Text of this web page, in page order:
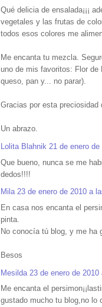
Qué delicia de ensalada¡¡¡
vegetales y las frutas de
todos esos colores me
Me encanta tu mezcla.
uno de mis favoritos: Flor de
queso, pan y... no parar).
Gracias por esta preciosidad
Un abrazo.
Lolita Blahnik 21 de enero
Que bueno, nunca se me
dedos!!!!
Mila 23 de enero de 2010 a
En casa nos encanta el
pinta.
No conocía tú blog, y me ha
Besos
Mesilda 23 de enero de
Me encanta el
gustado mucho tu blog,no lo